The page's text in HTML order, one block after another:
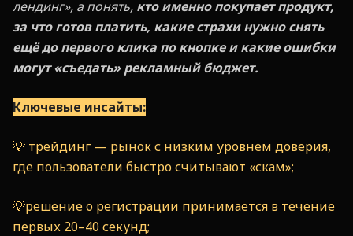
лендинг», а понять, кто именно покупает продукт,
за что готов платить, какие страхи нужно снять
ещё до первого клика по кнопке и какие ошибки
могут «съедать» рекламный бюджет.
Ключевые инсайты:
💡 трейдинг — рынок с низким уровнем доверия,
где пользователи быстро считывают «скам»;
💡решение о регистрации принимается в течение
первых 20–40 секунд;